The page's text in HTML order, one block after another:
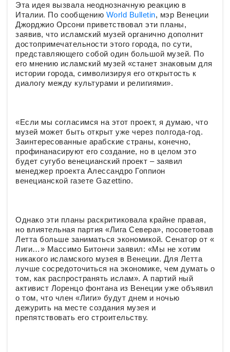
Эта идея вызвала неоднозначную реакцию в
Италии. По сообщению World Bulletin, мэр Венеции
Джорджио Орсони приветствовал эти планы,
заявив, что исламский музей органично дополнит
достопримечательности этого города, по сути,
представляющего собой один большой музей. По
его мнению исламский музей «станет знаковым для
истории города, символизируя его открытость к
диалогу между культурами и религиями».
«Если мы согласимся на этот проект, я думаю, что
музей может быть открыт уже через полгода-год.
Заинтересованные арабские страны, конечно,
профинанасируют его создание, но в целом это
будет сугубо венецианский проект – заявил
менеджер проекта Алессандро Гоппион
венецианской газете Gazettino.
Однако эти планы раскритиковала крайне правая,
но влиятельная партия «Лига Севера», посоветовав
Летта больше заниматься экономикой. Сенатор от «
Лиги…» Массимо Битончи заявил: «Мы не хотим
никакого исламского музея в Венеции. Для Летта
лучше сосредоточиться на экономике, чем думать о
том, как распространять ислам». А партий ный
активист Лоренцо фонтана из Венеции уже объявил
о том, что член «Лиги» будут днем и ночью
дежурить на месте создания музея и
препятствовать его строительству.